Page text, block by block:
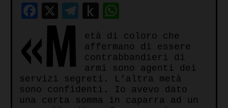
Facebook
X Telegram
Push
Kindle
«M
età di coloro che
affermano di essere
contrabbandieri di
armi sono agenti dei
servizi segreti . L’altra metà
sono confidenti . Io avevo dato
una certa somma in caparra ad un